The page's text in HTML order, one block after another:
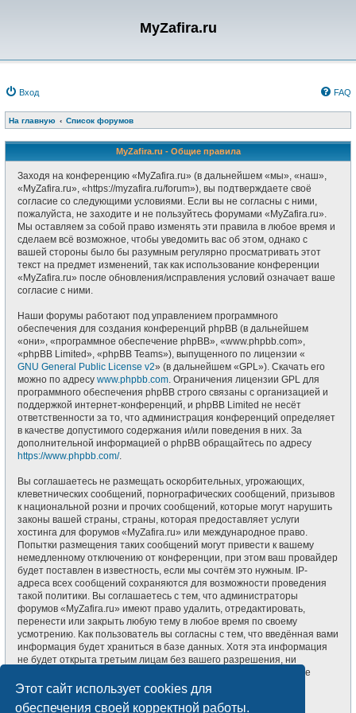
Этот сайт использует cookies для
обеспечения своей корректной работы.
MyZafira.ru
Вход FAQ
На главную Список форумов
MyZafira.ru - Общие правила
Заходя на конференцию «MyZafira.ru» (в дальнейшем «мы», «наш»,
«MyZafira.ru», «https://myzafira.ru/forum»), вы подтверждаете своё
согласие со следующими условиями. Если вы не согласны с ними,
пожалуйста, не заходите и не пользуйтесь форумами «MyZafira.ru».
Мы оставляем за собой право изменять эти правила в любое время и
сделаем всё возможное, чтобы уведомить вас об этом, однако с
вашей стороны было бы разумным регулярно просматривать этот
текст на предмет изменений, так как использование конференции
«MyZafira.ru» после обновления/исправления условий означает ваше
согласие с ними.
Наши форумы работают под управлением программного
обеспечения для создания конференций phpBB (в дальнейшем
«они», «программное обеспечение phpBB», «www.phpbb.com»,
«phpBB Limited», «phpBB Teams»), выпущенного по лицензии «
GNU General Public License v2» (в дальнейшем «GPL»). Скачать его
можно по адресу www.phpbb.com. Ограничения лицензии GPL для
программного обеспечения phpBB строго связаны с организацией и
поддержкой интернет-конференций, и phpBB Limited не несёт
ответственности за то, что администрация конференций определяет
в качестве допустимого содержания и/или поведения в них. За
дополнительной информацией о phpBB обращайтесь по адресу
https://www.phpbb.com/.
Вы соглашаетесь не размещать оскорбительных, угрожающих,
клеветнических сообщений, порнографических сообщений, призывов
к национальной розни и прочих сообщений, которые могут нарушить
законы вашей страны, страны, которая предоставляет услуги
хостинга для форумов «MyZafira.ru» или международное право.
Попытки размещения таких сообщений могут привести к вашему
немедленному отключению от конференции, при этом ваш провайдер
будет поставлен в известность, если мы сочтём это нужным. IP-
адреса всех сообщений сохраняются для возможности проведения
такой политики. Вы соглашаетесь с тем, что администраторы
форумов «MyZafira.ru» имеют право удалить, отредактировать,
перенести или закрыть любую тему в любое время по своему
усмотрению. Как пользователь вы согласны с тем, что введённая вами
информация будет храниться в базе данных. Хотя эта информация
не будет открыта третьим лицам без вашего разрешения, ни
администрация конференции «MyZafira.ru», ни phpBB Limited не
может быть ответственна за действия хакеров, которые могут
привести к несанкционированному доступу к ней.